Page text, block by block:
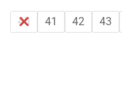
40 41 42 43